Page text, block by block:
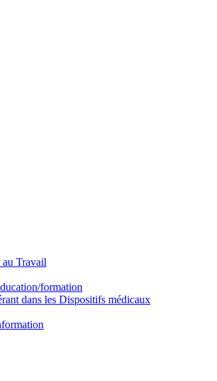
au Travail
formation
dans les Dispositifs médicaux